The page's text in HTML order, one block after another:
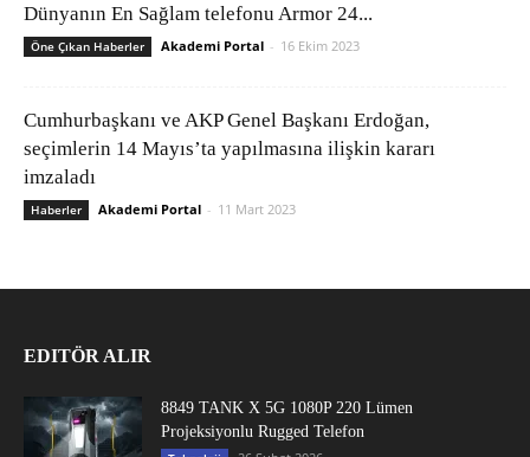
Dünyanın En Sağlam telefonu Armor 24...
Öne Çıkan Haberler Akademi Portal - 16 Ekim 2023
Cumhurbaşkanı ve AKP Genel Başkanı Erdoğan,
seçimlerin 14 Mayıs’ta yapılmasına ilişkin kararı
imzaladı
Haberler Akademi Portal - 11 Mart 2023
EDITÖR ALIR
8849 TANK X 5G 1080P 220 Lümen
Projeksiyonlu Rugged Telefon